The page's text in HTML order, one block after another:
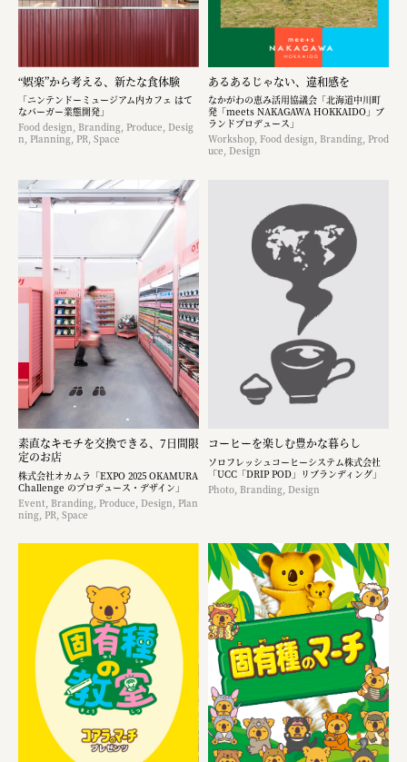
“娯楽”から考える、新たな食体験
「ニンテンドーミュージアム内カフェ はて
なバーガー業態開発」
Food design, Branding, Produce, Desig
n, Planning, PR, Space
あるあるじゃない、違和感を
なかがわの恵み活用協議会「北海道中川町
発「meets NAKAGAWA HOKKAIDO」ブ
ランドプロデュース」
Workshop, Food design, Branding, Prod
uce, Design
素直なキモチを交換できる、7日間限
定のお店
株式会社オカムラ「EXPO 2025 OKAMURA
Challenge のプロデュース・デザイン」
Event, Branding, Produce, Design, Plan
ning, PR, Space
コーヒーを楽しむ豊かな暮らし
ソロフレッシュコーヒーシステム株式会社
「UCC「DRIP POD」リブランディング」
Photo, Branding, Design